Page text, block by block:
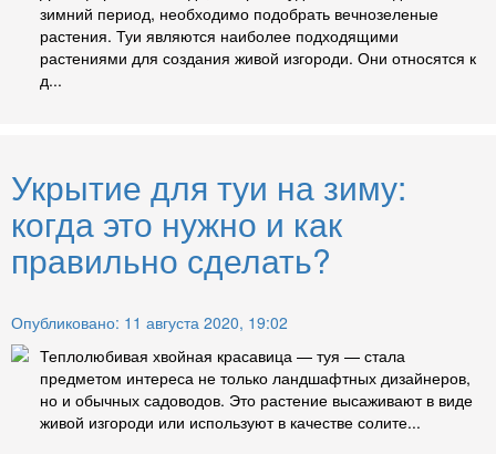
зимний период, необходимо подобрать вечнозеленые
растения. Туи являются наиболее подходящими
растениями для создания живой изгороди. Они относятся к
д...
Укрытие для туи на зиму:
когда это нужно и как
правильно сделать?
Опубликовано: 11 августа 2020, 19:02
Теплолюбивая хвойная красавица — туя — стала
предметом интереса не только ландшафтных дизайнеров,
но и обычных садоводов. Это растение высаживают в виде
живой изгороди или используют в качестве солите...